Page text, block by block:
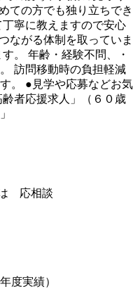
ての方でも独り立ちでき
寧に教えますので安心
ながる体制を取っていま
。 年齢・経験不問、・
訪問移動時の負担軽減
。 ●見学や応募などお気
者応援求人」（６０歳
応相談
度実績）